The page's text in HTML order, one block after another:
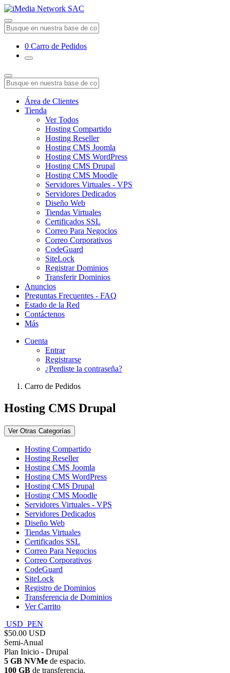
0 Carro de Pedidos
Área de Clientes
Tienda
Ver Todos
Hosting Compartido
Hosting Reseller
Hosting CMS Joomla
Hosting CMS WordPress
Hosting CMS Drupal
Hosting CMS Moodle
Servidores Virtuales - VPS
Servidores Dedicados
Diseño Web
Tiendas Virtuales
Certificados SSL
Correo Para Negocios
Correo Corporativos
CodeGuard
SiteLock
Registrar Dominios
Transferir Dominios
Anuncios
Preguntas Frecuentes - FAQ
Estado de la Red
Contáctenos
Más
Cuenta
Entrar
Registrarse
¿Perdiste la contraseña?
Carro de Pedidos
Hosting CMS Drupal
Ver Otras Categorías
Hosting Compartido
Hosting Reseller
Hosting CMS Joomla
Hosting CMS WordPress
Hosting CMS Drupal
Hosting CMS Moodle
Servidores Virtuales - VPS
Servidores Dedicados
Diseño Web
Tiendas Virtuales
Certificados SSL
Correo Para Negocios
Correo Corporativos
CodeGuard
SiteLock
Registro de Dominios
Transferencia de Dominios
Ver Carrito
USD PEN
$50.00 USD
Semi-Anual
Plan Inicio - Drupal
5 GB NVMe de espacio.
100 GB de transferencia.